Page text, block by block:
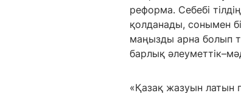
реформа. Себебі
қолданады, сонымен
маңызды арна болып
барлық
«Қазақ жазуын латын